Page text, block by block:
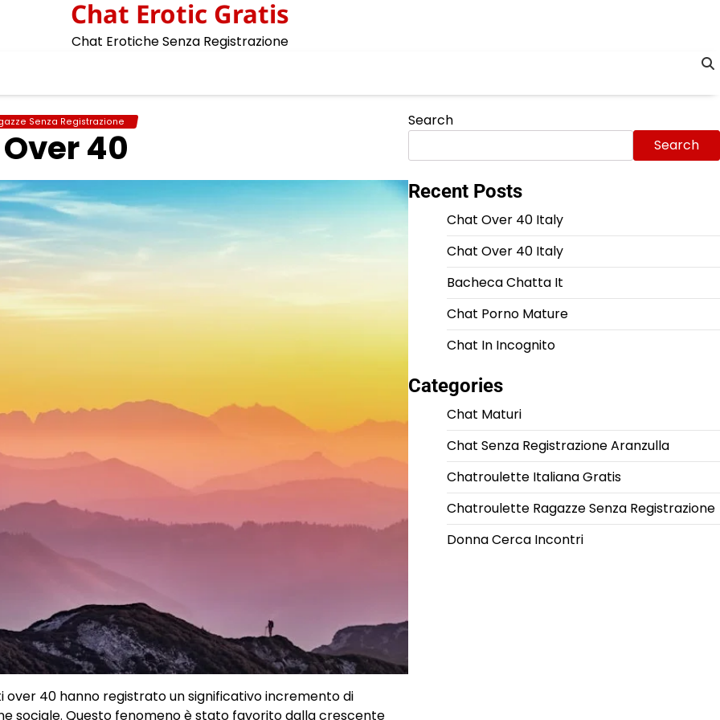
Chat Erotic Gratis
Chat Erotiche Senza Registrazione
Senza Registrazione
40
40 hanno registrato un significativo incremento di
sociale. Questo fenomeno è stato favorito dalla crescente
Search
Search
Recent Posts
Chat Over 40 Italy
Chat Over 40 Italy
Bacheca Chatta It
Chat Porno Mature
Chat In Incognito
Categories
Chat Maturi
Chat Senza Registrazione Aranzulla
Chatroulette Italiana Gratis
Chatroulette Ragazze Senza Registrazione
Donna Cerca Incontri